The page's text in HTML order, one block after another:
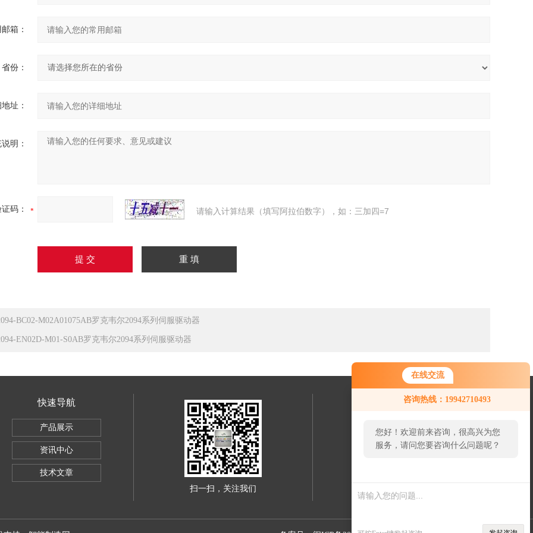
在线交流
咨询热线：19942710493
您好！欢迎前来咨询，很高兴为您
服务，请问您要咨询什么问题呢？
箱：
省份：
址：
明：
码： 请输入计算结果（填写阿拉伯数字），如：三加四=7
BC02-M02A01075AB罗克韦尔2094系列伺服驱动器
EN02D-M01-S0AB罗克韦尔2094系列伺服驱动器
数字量直流输入模块
快速导航
产品展示
资讯中心
技术文章
扫一扫，关注我们
24小时热线：